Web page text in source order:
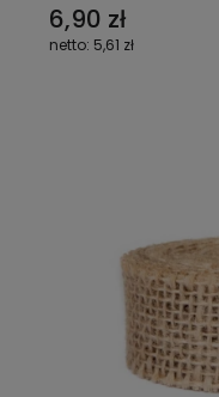
6,90 zł
5,61 zł